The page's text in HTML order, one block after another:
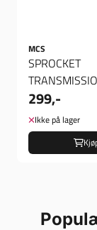
MCS
SPROCKET
L84-90 XL
299,-
Ikke på lager